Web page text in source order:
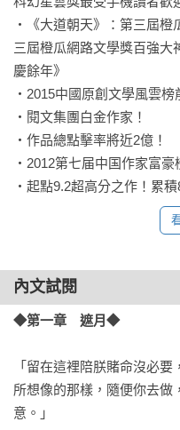
‧《大道朝天》：第三屆橙
三屆橙瓜網路文學獎百強大
慶餘年》
‧2015中國原創文學風雲榜
‧閱文集團白金作家！
‧作品總點擊率將近2億！
‧2012第七届中国作家富豪
‧起點9.2超高分之作！累
范閒：張若昀
范建：高曙光
慶帝：陳道明
五竹：佟夢實
林婉兒：李沁
范若若：宋軼
內文試閱
◆第一章　遮月◆
「留在這裡陪朕賭命沒必
所想像的那樣，隨便你去做
意。」